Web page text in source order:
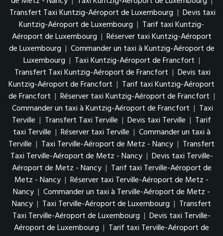
Transfert Taxi Kuntzig-Aéroport de Luxembourg | Devis taxi
Kuntzig-Aéroport de Luxembourg | Tarif taxi Kuntzig-
Aéroport de Luxembourg | Réserver taxi Kuntzig-Aéroport
de Luxembourg | Commander un taxi à Kuntzig-Aéroport de
Luxembourg | Taxi Kuntzig-Aéroport de Francfort |
Transfert Taxi Kuntzig-Aéroport de Francfort | Devis taxi
Kuntzig-Aéroport de Francfort | Tarif taxi Kuntzig-Aéroport
de Francfort | Réserver taxi Kuntzig-Aéroport de Francfort |
Commander un taxi à Kuntzig-Aéroport de Francfort | Taxi
Terville | Transfert Taxi Terville | Devis taxi Terville | Tarif
taxi Terville | Réserver taxi Terville | Commander un taxi à
Terville | Taxi Terville-Aéroport de Metz - Nancy | Transfert
Taxi Terville-Aéroport de Metz - Nancy | Devis taxi Terville-
Aéroport de Metz - Nancy | Tarif taxi Terville-Aéroport de
Metz - Nancy | Réserver taxi Terville-Aéroport de Metz -
Nancy | Commander un taxi à Terville-Aéroport de Metz -
Nancy | Taxi Terville-Aéroport de Luxembourg | Transfert
Taxi Terville-Aéroport de Luxembourg | Devis taxi Terville-
Aéroport de Luxembourg | Tarif taxi Terville-Aéroport de